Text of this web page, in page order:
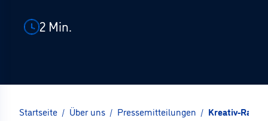
2 Min.
Startseite / Über uns / Pressemitteilungen / Kreativ-